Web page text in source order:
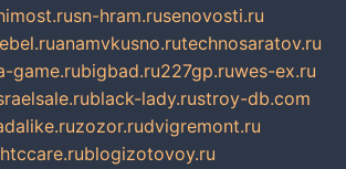
sn-hram.rusenovosti.ru
anamvkusno.rutechnosaratov.ru
game.rubigbad.ru227gp.ruwes-ex.ru
black-lady.rustroy-db.com
zozor.rudvigremont.ru
htccare.rublogizotovoy.ru